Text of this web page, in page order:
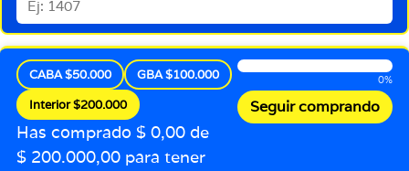
CABA $50.000
GBA $100.000
Interior $200.000
Has comprado $ 0,00 de
$ 200.000,00 para tener
0%
Seguir comprando